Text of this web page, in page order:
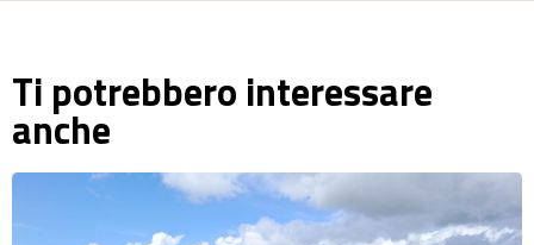
Ti potrebbero interessare
anche